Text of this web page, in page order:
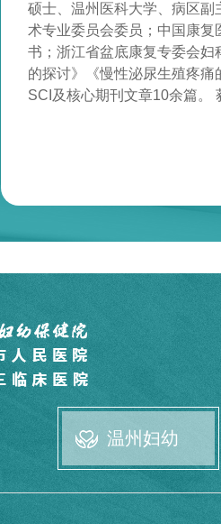
硕士、温州医科大学、病区
术专业委员会委员；中国康
书；浙江省盆底康复专委会
的探讨》《慢性泌尿生殖疼
SCI及核心期刊文章10余篇。
温州妇幼